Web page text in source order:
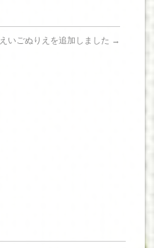
えいごぬりえを追加しました →